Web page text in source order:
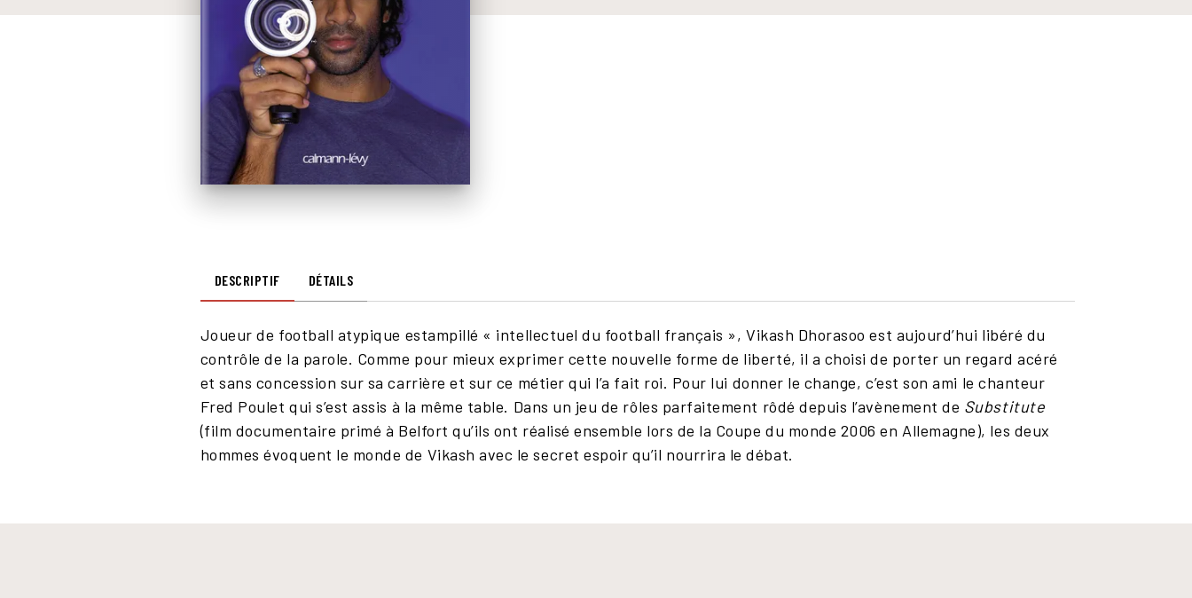
DESCRIPTIF DÉTAILS
Joueur de football atypique estampillé « intellectuel du football français », Vikash Dhorasoo est aujourd’hui libéré du
contrôle de la parole. Comme pour mieux exprimer cette nouvelle forme de liberté, il a choisi de porter un regard acéré
et sans concession sur sa carrière et sur ce métier qui l’a fait roi. Pour lui donner le change, c’est son ami le chanteur
Fred Poulet qui s’est assis à la même table. Dans un jeu de rôles parfaitement rôdé depuis l’avènement de Substitute
(film documentaire primé à Belfort qu’ils ont réalisé ensemble lors de la Coupe du monde 2006 en Allemagne), les deux
hommes évoquent le monde de Vikash avec le secret espoir qu’il nourrira le débat.